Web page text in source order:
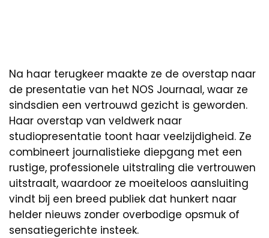
Na haar terugkeer maakte ze de overstap naar
de presentatie van het NOS Journaal, waar ze
sindsdien een vertrouwd gezicht is geworden.
Haar overstap van veldwerk naar
studiopresentatie toont haar veelzijdigheid. Ze
combineert journalistieke diepgang met een
rustige, professionele uitstraling die vertrouwen
uitstraalt, waardoor ze moeiteloos aansluiting
vindt bij een breed publiek dat hunkert naar
helder nieuws zonder overbodige opsmuk of
sensatiegerichte insteek.